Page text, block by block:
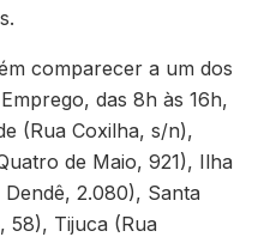
comparecer a um dos
das 8h às 16h,
(Rua Coxilha, s/n),
de Maio, 921), Ilha
2.080), Santa
58), Tijuca (Rua